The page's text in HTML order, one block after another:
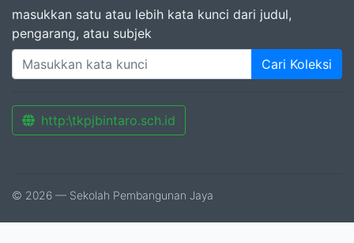
masukkan satu atau lebih kata kunci dari judul,
pengarang, atau subjek
Cari Koleksi
http:\tkpjbintaro.sch.id
© 2026 — Sekolah Pembangunan Jaya